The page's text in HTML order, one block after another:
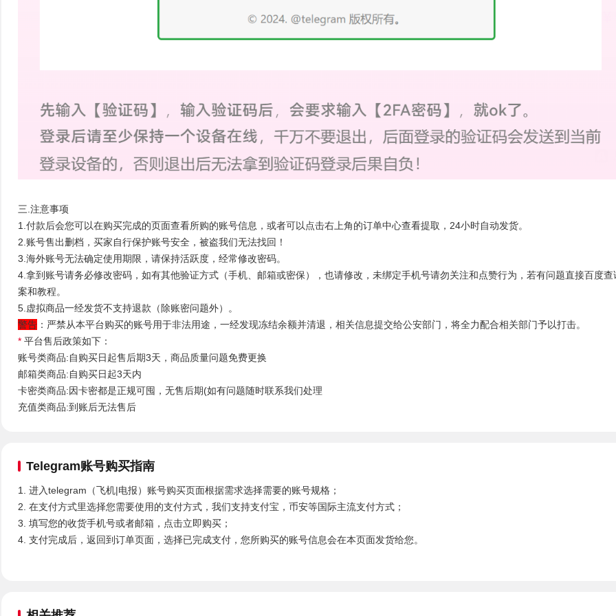
三.注意事项
1.付款后会您可以在购买完成的页面查看所购的账号信息，或者可以点击右上角的订单中心查看提取，24小时自动发货。
2.账号售出删档，买家自行保护账号安全，被盗我们无法找回！
3.海外账号无法确定使用期限，请保持活跃度，经常修改密码。
4.拿到账号请务必修改密码，如有其他验证方式（手机、邮箱或密保），也请修改，未绑定手机号请勿关注和点赞行为，若有问题直接百度查
案和教程。
5.虚拟商品一经发货不支持退款（除账密问题外）。
警告 ：严禁从本平台购买的账号用于非法用途，一经发现冻结余额并清退，相关信息提交给公安部门，将全力配合相关部门予以打击。
* 平台售后政策如下：
账号类商品:自购买日起售后期3天，商品质量问题免费更换
邮箱类商品:自购买日起3天内
卡密类商品:因卡密都是正规可囤，无售后期(如有问题随时联系我们处理
充值类商品:到账后无法售后
Telegram账号购买指南
1. 进入telegram（飞机|电报）账号购买页面根据需求选择需要的账号规格；
2. 在支付方式里选择您需要使用的支付方式，我们支持支付宝，币安等国际主流支付方式；
3. 填写您的收货手机号或者邮箱，点击立即购买；
4. 支付完成后，返回到订单页面，选择已完成支付，您所购买的账号信息会在本页面发货给您。